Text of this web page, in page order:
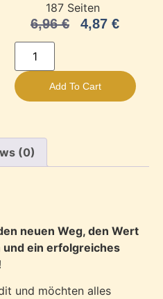
187 Seiten
6,96€ 4,87 €
Add To Cart
(0)
neuen Weg, den Wert
ein erfolgreiches
und möchten alles